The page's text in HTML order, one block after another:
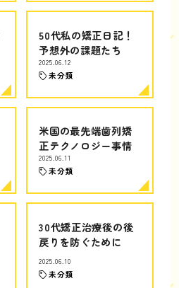
50代私の矯正日記！
予想外の課題たち
2025.06.12
未分類
米国の最先端歯列矯
正テクノロジー事情
2025.06.11
未分類
30代矯正治療後の後
戻りを防ぐために
2025.06.10
未分類